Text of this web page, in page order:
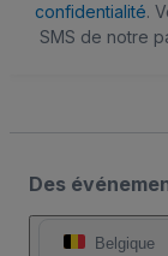
confidentialité.
SMS de notre
Des
Belgique